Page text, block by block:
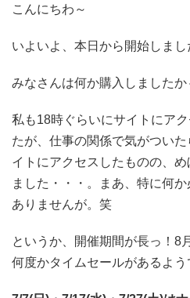
こんにちわ～
いよいよ、本日から開始しまし
みなさんは何か購入しましたか
私も18時ぐらいにサイトにア
たが、仕事の関係で気がつい
イトにアクセスしたものの、
ました・・・。まあ、特に何
ありませんが。笑
というか、開催期間が長っ！8
何度かタイムセールがあるよう